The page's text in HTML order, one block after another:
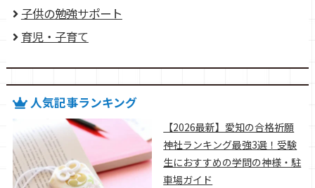
子供の勉強サポート
育児・子育て
人気記事ランキング
【2026最新】愛知の合格祈願
神社ランキング最強3選！受験
生におすすめの学問の神様・駐
車場ガイド